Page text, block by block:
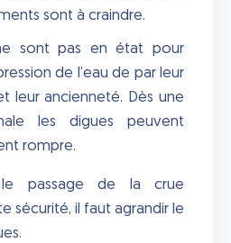
sont à craindre.
sont pas en état pour
de l’eau de par leur
leur ancienneté. Dès une
les digues peuvent
rompre.
le passage de la crue
sécurité, il faut agrandir le